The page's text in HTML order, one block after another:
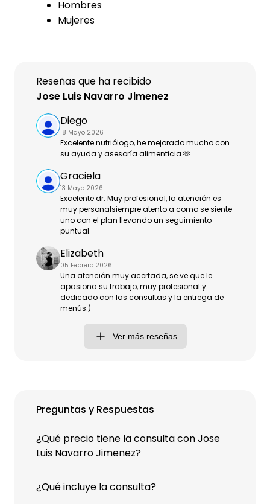
Hombres
Mujeres
Preguntas y Respuestas
¿Qué precio tiene la consulta con Jose
Luis Navarro Jimenez?
¿Qué incluye la consulta?
Reseñas que ha recibido
Jose Luis Navarro Jimenez
Diego
18 Mayo 2026
Excelente nutriólogo, he mejorado mucho con
su ayuda y asesoría alimenticia 🫶
Graciela
13 Mayo 2026
Excelente dr. Muy profesional, la atención es
muy personalsiempre atento a como se siente
uno con el plan llevando un seguimiento
puntual.
Elizabeth
05 Febrero 2026
Una atención muy acertada, se ve que le
apasiona su trabajo, muy profesional y
dedicado con las consultas y la entrega de
menús:)
Ver más reseñas